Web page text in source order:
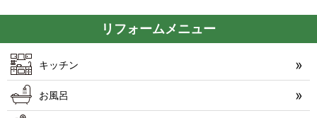
リフォームメニュー
キッチン
お風呂